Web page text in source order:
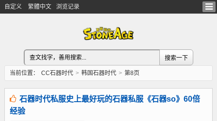
自定义 繁體中文 浏览记录
当前位置： CC石器时代 > 韩国石器时代 > 第8页
石器时代私服史上最好玩的石器私服《石器so》60倍
经验